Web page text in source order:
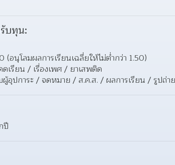
บทุน:
(อนุโลมผลการเรียนเฉลี่ยให้ไม่ต่ำกว่า 1.50)
เรียน / เรื่องเพศ / ยาเสพติด
อุปการะ / จดหมาย / ส.ค.ส. / ผลการเรียน / รูปถ่าย
ปี